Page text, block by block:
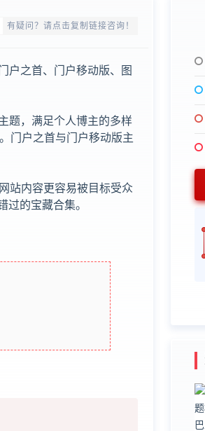
有疑问？请点击复制链接咨询！
户之首、门户移动版、图
题，满足个人博主的多样
门户之首与门户移动版主
站内容更容易被目标受众
过的宝藏合集。